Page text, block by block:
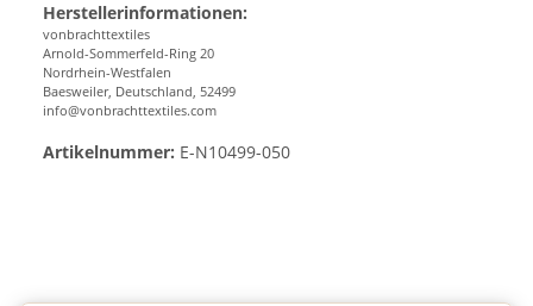
Herstellerinformationen:
vonbrachttextiles
Arnold-Sommerfeld-Ring 20
Nordrhein-Westfalen
Baesweiler, Deutschland, 52499
info@vonbrachttextiles.com
Artikelnummer: E-N10499-050